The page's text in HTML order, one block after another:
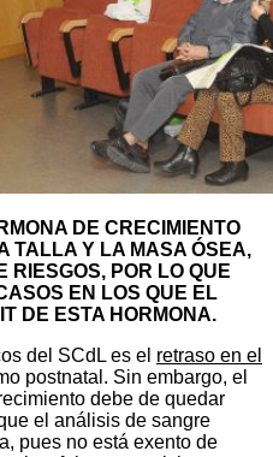
DE CRECIMIENTO
TALLA Y LA MASA ÓSEA,
RIESGOS, POR LO QUE
EN LOS QUE EL
DE ESTA HORMONA.
del SCdL es el retraso en el
postnatal. Sin embargo, el
debe de quedar
el análisis de sangre
pues no está exento de